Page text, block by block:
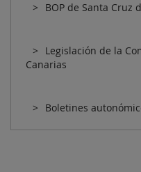
BOP de Santa Cruz
Legislación de la
Canarias
Boletines